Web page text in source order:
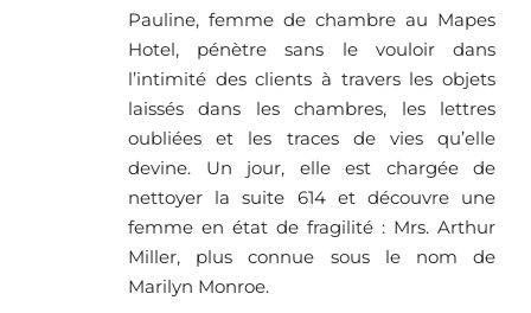
Pauline, femme de chambre au Mapes
Hotel, pénètre sans le vouloir dans
l’intimité des clients à travers les objets
laissés dans les chambres, les lettres
oubliées et les traces de vies qu’elle
devine. Un jour, elle est chargée de
nettoyer la suite 614 et découvre une
femme en état de fragilité : Mrs. Arthur
Miller, plus connue sous le nom de
Marilyn Monroe.